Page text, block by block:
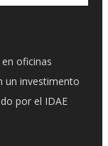
oficinas
un investimento
por el IDAE